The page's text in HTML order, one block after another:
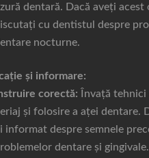
dentară. Dacă aveți acest
cu dentistul despre
nocturne.
și informare:
corectă: Învață
și folosire a aței dentare.
informat despre semnele
dentare și gingivale.